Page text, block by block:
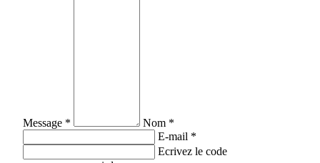
Message *
Nom *
E-mail *
Ecrivez le code